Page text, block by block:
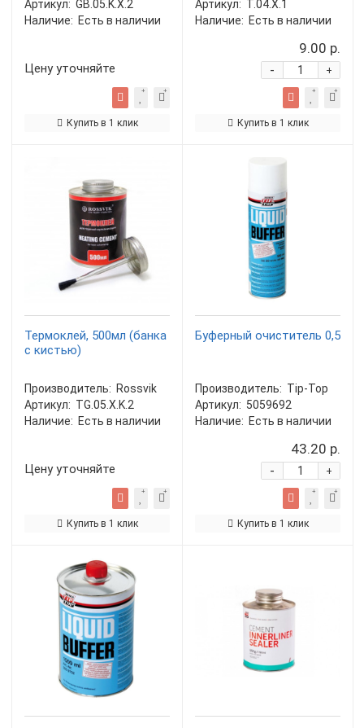
Артикул: GB.05.K.X.2
Наличие: Есть в наличии
Цену уточняйте
Купить в 1 клик
Артикул: T.04.X.1
Наличие: Есть в наличии
9.00 р.
+
-
Купить в 1 клик
Термоклей, 500мл (банка
с кистью)
Производитель: Rossvik
Артикул: TG.05.X.K.2
Наличие: Есть в наличии
Цену уточняйте
Купить в 1 клик
Буферный очиститель 0,5
Производитель: Tip-Top
Артикул: 5059692
Наличие: Есть в наличии
43.20 р.
+
-
Купить в 1 клик